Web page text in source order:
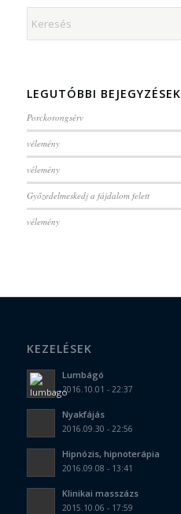
LEGUTÓBBI BEJEGYZÉSEK
Porckorongsérv
vélemény
vélemény
Győzedelmeskedj a fájdalom felett
vélemény
KEZELÉSEK
Lumbágó
2016.10.01 - 22:37
Nyakfájás
2016.09.30 - 22:56
Hipnózis, hipnoterápia
2016.09.08 - 13:41
Klinikai masszázs
2015.10.06 - 17:59